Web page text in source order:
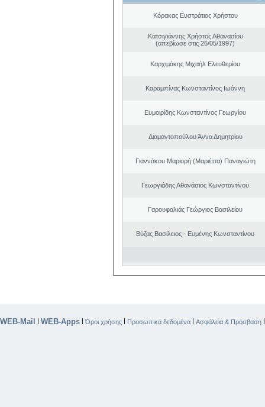
Κόρακας Ευστράτιος Χρήστου
Κατσιγιάννης Χρήστος Αθανασίου
(απεβίωσε στις 26/05/1997)
Καρχιμάκης Μιχαήλ Ελευθερίου
Καραμπίνας Κωνσταντίνος Ιωάννη
Ευμοιρίδης Κωνσταντίνος Γεωργίου
Διαμαντοπούλου Άννα Δημητρίου
Γιαννάκου Μαριορή (Μαριέττα) Παναγιώτη
Γεωργιάδης Αθανάσιος Κωνσταντίνου
Γαρουφαλιάς Γεώργιος Βασιλείου
Βύζας Βασίλειος - Ευμένης Κωνσταντίνου
WEB-Mail | WEB-Apps |Όροι χρήσης | Προσωπικά δεδομένα | Ασφάλεια & Πρόσβαση